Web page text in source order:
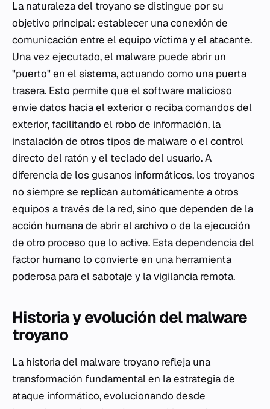
La naturaleza del troyano se distingue por su
objetivo principal: establecer una conexión de
comunicación entre el equipo víctima y el atacante.
Una vez ejecutado, el malware puede abrir un
"puerto" en el sistema, actuando como una puerta
trasera. Esto permite que el software malicioso
envíe datos hacia el exterior o reciba comandos del
exterior, facilitando el robo de información, la
instalación de otros tipos de malware o el control
directo del ratón y el teclado del usuario. A
diferencia de los gusanos informáticos, los troyanos
no siempre se replican automáticamente a otros
equipos a través de la red, sino que dependen de la
acción humana de abrir el archivo o de la ejecución
de otro proceso que lo active. Esta dependencia del
factor humano lo convierte en una herramienta
poderosa para el sabotaje y la vigilancia remota.
Historia y evolución del malware
troyano
La historia del malware troyano refleja una
transformación fundamental en la estrategia de
ataque informático, evolucionando desde